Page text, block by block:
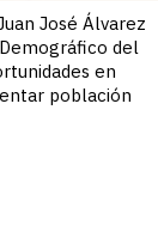
José Álvarez
del
en
población